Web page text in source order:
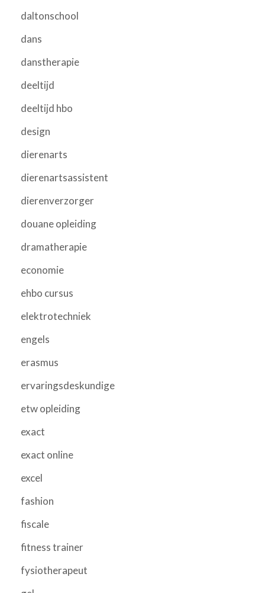
daltonschool
dans
danstherapie
deeltijd
deeltijd hbo
design
dierenarts
dierenartsassistent
dierenverzorger
douane opleiding
dramatherapie
economie
ehbo cursus
elektrotechniek
engels
erasmus
ervaringsdeskundige
etw opleiding
exact
exact online
excel
fashion
fiscale
fitness trainer
fysiotherapeut